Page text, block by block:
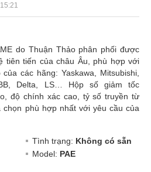
do Thuận Thảo phân phối được
tiên tiến của châu Âu, phù hợp với
các hãng: Yaskawa, Mitsubishi,
Delta, LS… Hộp số giảm tốc
độ chính xác cao, tỷ số truyền từ
phù hợp nhất với yêu cầu của
Tình trạng: Không có sẵn
Model: PAE